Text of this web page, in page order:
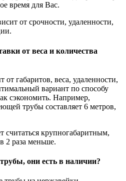
время для Вас.
от срочности, удаленности,
от веса и количества
от габаритов, веса, удаленности,
вариант по способу
сэкономить. Например,
трубы составляет 6 метров,
считаться крупногабаритным,
2 раза меньше.
они есть в наличии?